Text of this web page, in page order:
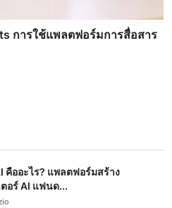
การใช้แพลตฟอร์มการสื่อสาร
คืออะไร? แพลตฟอร์มสร้าง
อร์ AI แฟนด...